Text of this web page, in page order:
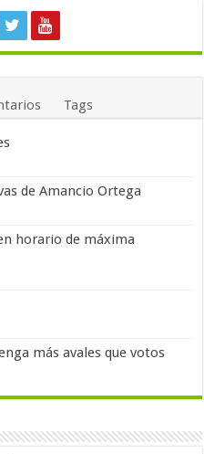
Tags
de Amancio Ortega
horario de máxima
más avales que votos